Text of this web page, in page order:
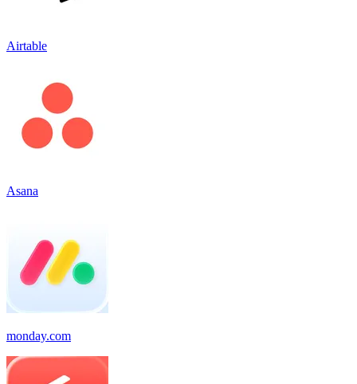
Airtable
Asana
monday.com